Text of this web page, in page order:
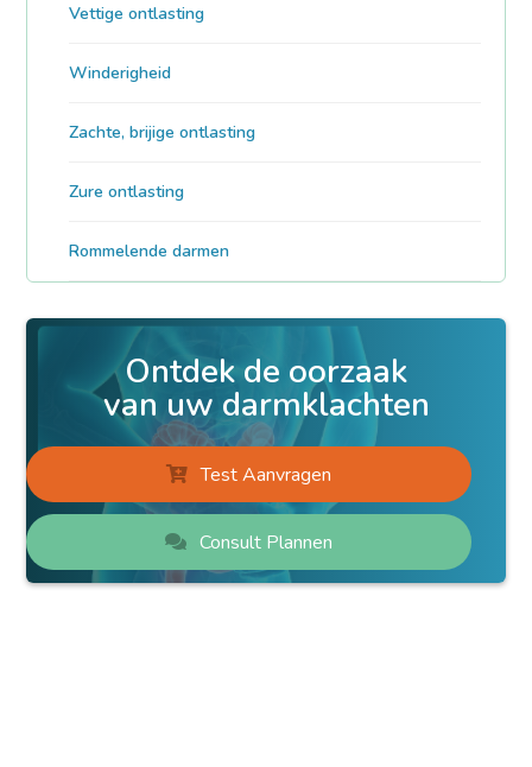
Vettige ontlasting
Winderigheid
Zachte, brijige ontlasting
Zure ontlasting
Rommelende darmen
Ontdek de oorzaak
van uw darmklachten
Test Aanvragen
Consult Plannen